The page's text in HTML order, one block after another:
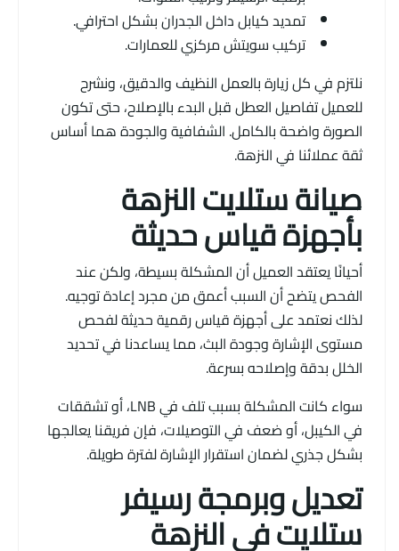
تمديد كيابل داخل الجدران بشكل احترافي.
تركيب سويتش مركزي للعمارات.
نلتزم في كل زيارة بالعمل النظيف والدقيق، ونشرح
للعميل تفاصيل العطل قبل البدء بالإصلاح، حتى تكون
الصورة واضحة بالكامل. الشفافية والجودة هما أساس
ثقة عملائنا في النزهة.
صيانة ستلايت النزهة
بأجهزة قياس حديثة
أحيانًا يعتقد العميل أن المشكلة بسيطة، ولكن عند
الفحص يتضح أن السبب أعمق من مجرد إعادة توجيه.
لذلك نعتمد على أجهزة قياس رقمية حديثة لفحص
مستوى الإشارة وجودة البث، مما يساعدنا في تحديد
الخلل بدقة وإصلاحه بسرعة.
سواء كانت المشكلة بسبب تلف في LNB، أو تشققات
في الكيبل، أو ضعف في التوصيلات، فإن فريقنا يعالجها
بشكل جذري لضمان استقرار الإشارة لفترة طويلة.
تعديل وبرمجة رسيفر
ستلايت في النزهة